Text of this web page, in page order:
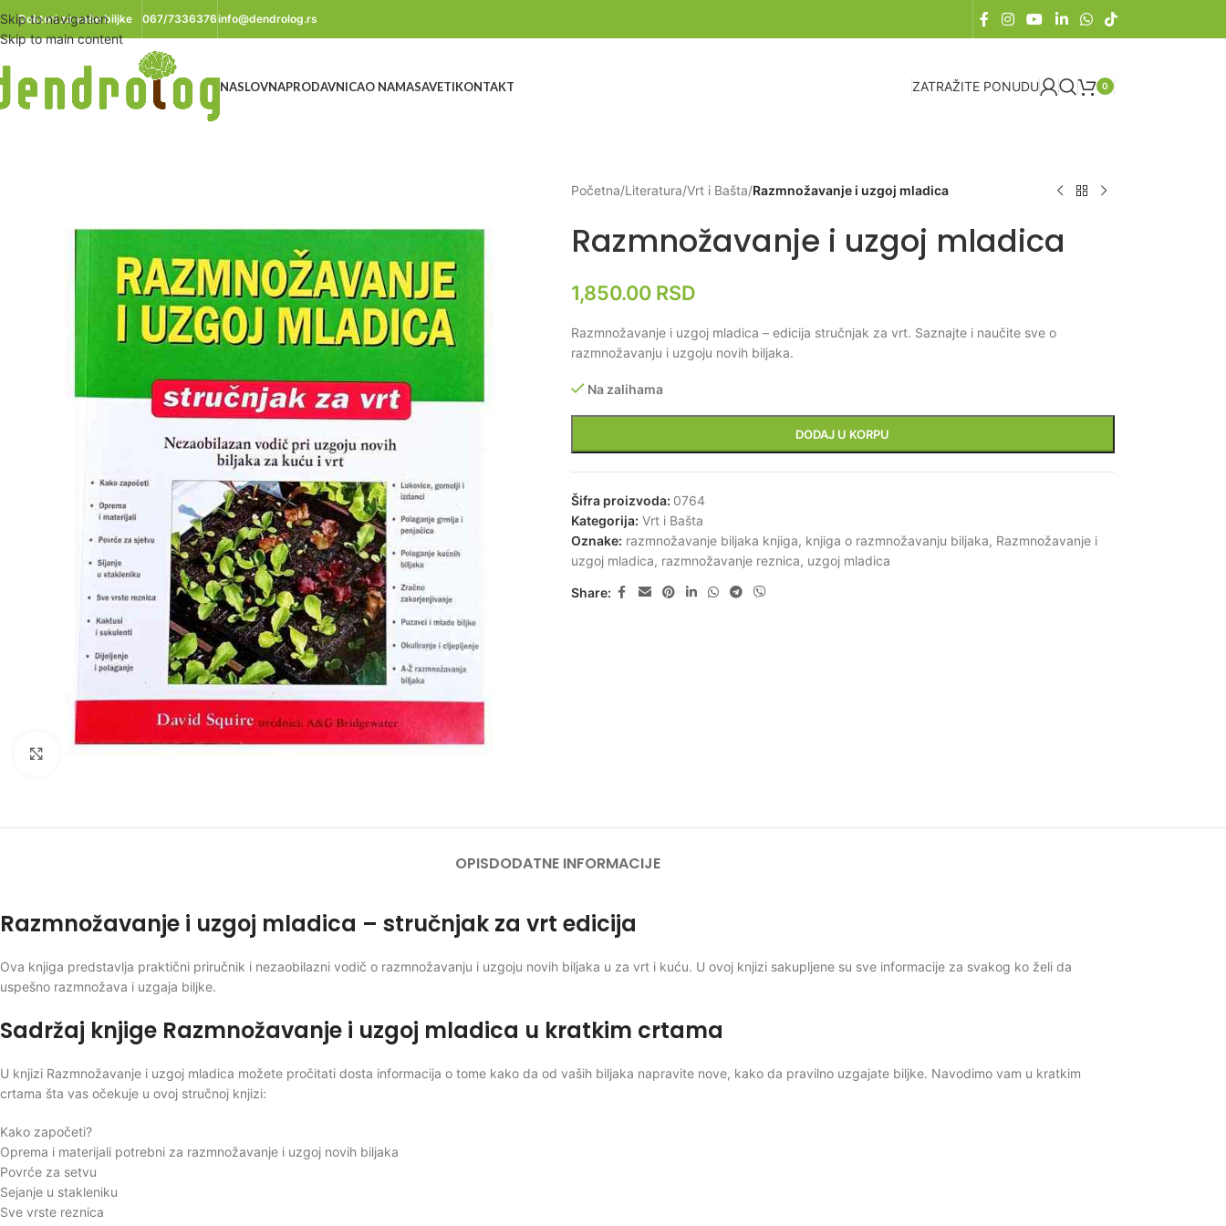
Skip to navigation
Skip to main content
Doktori za vaše biljke 067/7336376info@dendrolog.rs
NASLOVNAPRODAVNICAO NAMASAVETIKONTAKT ZATRAŽITE PONUDU 0
Početna/Literatura/Vrt i Bašta/Razmnožavanje i uzgoj mladica
Razmnožavanje i uzgoj mladica
1,850.00 RSD
Razmnožavanje i uzgoj mladica – edicija stručnjak za vrt. Saznajte i naučite sve o
razmnožavanju i uzgoju novih biljaka.
Na zalihama
DODAJ U KORPU
Šifra proizvoda: 0764
Kategorija: Vrt i Bašta
Oznake: razmnožavanje biljaka knjiga, knjiga o razmnožavanju biljaka, Razmnožavanje i
uzgoj mladica, razmnožavanje reznica, uzgoj mladica
Share:
OPISDODATNE INFORMACIJE
Razmnožavanje i uzgoj mladica – stručnjak za vrt edicija
Ova knjiga predstavlja praktični priručnik i nezaobilazni vodič o razmnožavanju i uzgoju novih biljaka u za vrt i kuću. U ovoj knjizi sakupljene su sve informacije za svakog ko želi da
uspešno razmnožava i uzgaja biljke.
Sadržaj knjige Razmnožavanje i uzgoj mladica u kratkim crtama
U knjizi Razmnožavanje i uzgoj mladica možete pročitati dosta informacija o tome kako da od vaših biljaka napravite nove, kako da pravilno uzgajate biljke. Navodimo vam u kratkim
crtama šta vas očekuje u ovoj stručnoj knjizi:
Kako započeti?
Oprema i materijali potrebni za razmnožavanje i uzgoj novih biljaka
Povrće za setvu
Sejanje u stakleniku
Sve vrste reznica